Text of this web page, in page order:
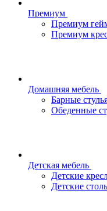
Премиум
Премиум
Премиум
Домашняя мебель
Барные
Обеденные
Детская мебель
Детские
Детские